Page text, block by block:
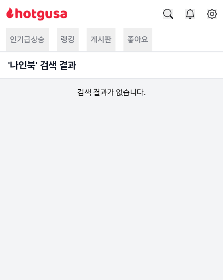
인기급상승 랭킹 게시판 좋아요
'나인북' 검색 결과
검색 결과가 없습니다.